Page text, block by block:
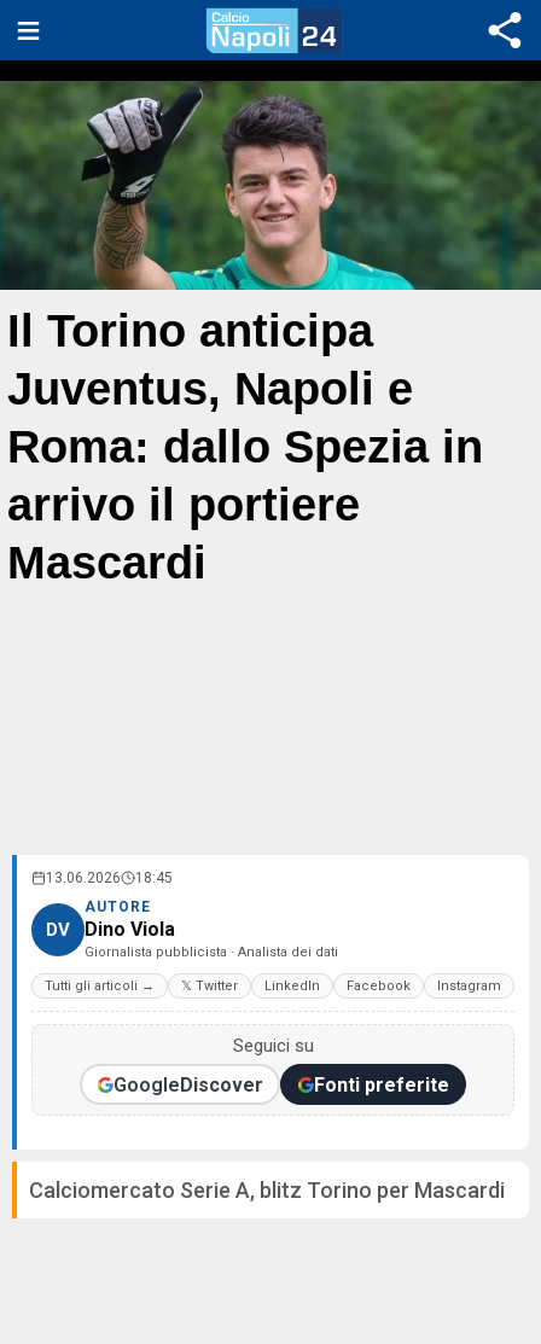
Il Torino anticipa
Juventus, Napoli e
Roma: dallo Spezia in
arrivo il portiere
Mascardi
13.06.2026 18:45
DV
AUTORE
Dino Viola
Giornalista pubblicista · Analista dei dati
Tutti gli articoli → 𝕏 Twitter LinkedIn Facebook Instagram
Seguici su
GoogleDiscover Fonti preferite
Calciomercato Serie A, blitz Torino per Mascardi